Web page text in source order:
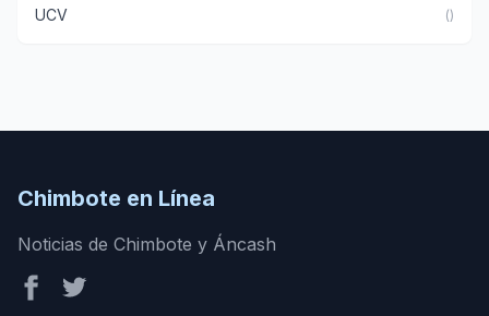
UCV ()
Chimbote en Línea
Noticias de Chimbote y Áncash